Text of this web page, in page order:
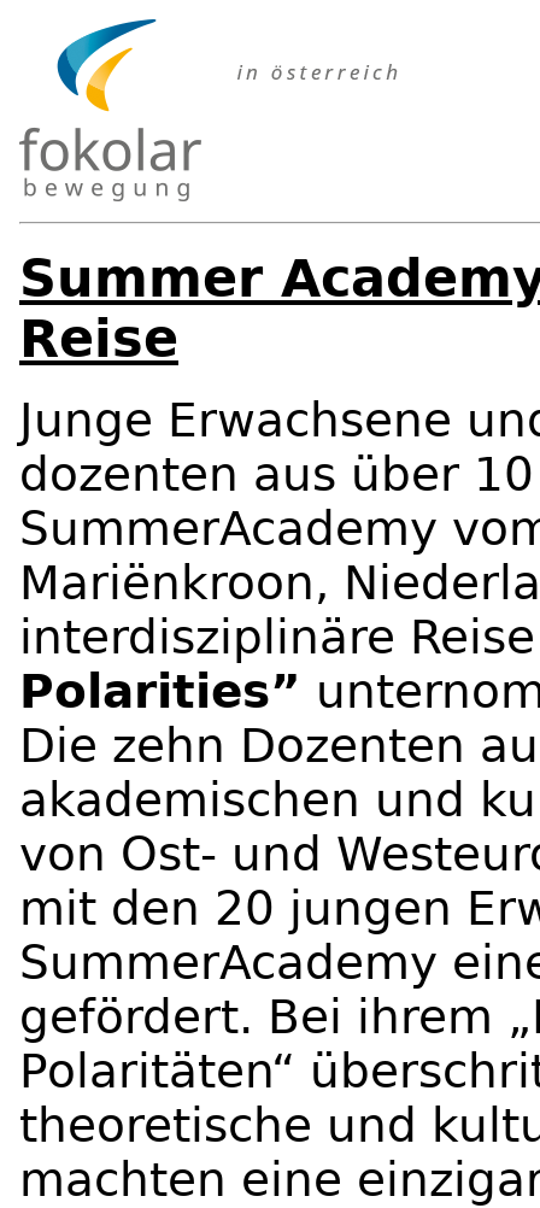
Summer
Reise
Junge Erwachsene
dozenten aus über
SummerAcademy
Mariënkroon,
interdisziplinäre
Polarities”
Die zehn Dozenten
akademischen und
von Ost- und
mit den 20 jungen
SummerAcademy
gefördert. Bei ihrem
Polaritäten“
theoretische und
machten eine